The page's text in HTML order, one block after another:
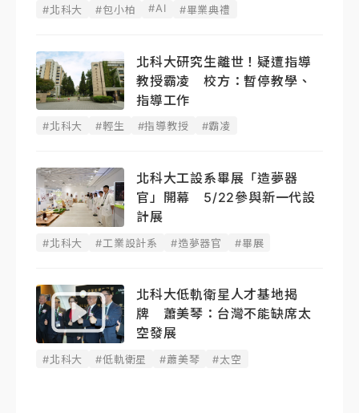
#北科大 #包小柏 #AI #畢業典禮
北科大研究生離世！疑遭指導
教授霸凌 校方：暫停教學、
指導工作
#北科大 #輕生 #指導教授 #霸凌
北科大工設系畢展「造夢器
官」開幕 5/22參與新一代設
計展
#北科大 #工業設計系 #造夢器官 #畢展
北科大低軌衛星人才基地揭
牌 蕭美琴：台灣不能缺席太
空發展
#北科大 #低軌衛星 #蕭美琴 #太空